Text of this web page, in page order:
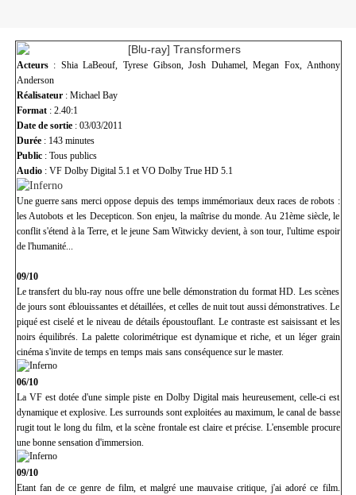
Acteurs: Shia LaBeouf, Tyrese Gibson, Josh Duhamel, Megan Fox, Anthony
Anderson
Réalisateur: Michael Bay
Format: 2.40:1
Date de sortie: 03/03/2011
Durée: 143 minutes
Public: Tous publics
Audio: VF Dolby Digital 5.1 et VO Dolby True HD 5.1
Une guerre sans merci oppose depuis des temps immémoriaux deux races de robots :
les Autobots et les Decepticon. Son enjeu, la maîtrise du monde. Au 21ème siècle, le
conflit s'étend à la Terre, et le jeune Sam Witwicky devient, à son tour, l'ultime espoir
de l'humanité...
09/10
Le transfert du blu-ray nous offre une belle démonstration du format HD. Les scènes
de jours sont éblouissantes et détaillées, et celles de nuit tout aussi démonstratives. Le
piqué est ciselé et le niveau de détails époustouflant. Le contraste est saisissant et les
noirs équilibrés. La palette colorimétrique est dynamique et riche, et un léger grain
cinéma s'invite de temps en temps mais sans conséquence sur le master.
06/10
La VF est dotée d'une simple piste en Dolby Digital mais heureusement, celle-ci est
dynamique et explosive. Les surrounds sont exploitées au maximum, le canal de basse
rugit tout le long du film, et la scène frontale est claire et précise. L'ensemble procure
une bonne sensation d'immersion.
09/10
Etant fan de ce genre de film, et malgré une mauvaise critique, j'ai adoré ce film.